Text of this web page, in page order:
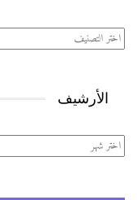
تصنيفات
الأرشيف
الأرشيف